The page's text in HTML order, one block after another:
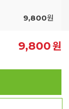
9,800원
9,800원